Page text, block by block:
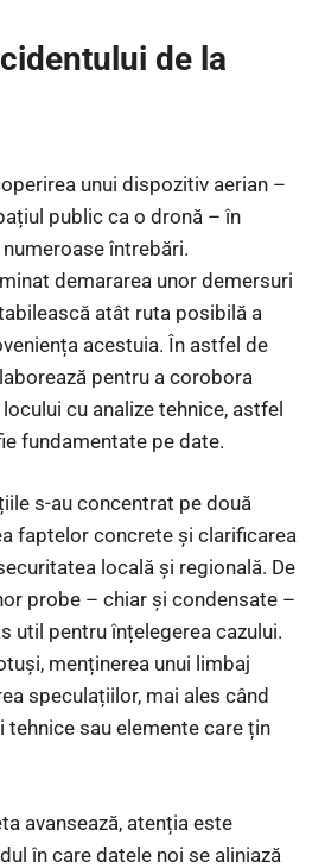
de la
unui dispozitiv aerian –
public ca o dronă – în
întrebări.
demararea unor demersuri
atât ruta posibilă a
acestuia. În astfel de
pentru a corobora
cu analize tehnice, astfel
fundamentate pe date.
s-au concentrat pe două
faptelor concrete și clarificarea
locală și regională. De
probe – chiar și condensate –
util pentru înțelegerea cazului.
menținerea unui limbaj
speculațiilor, mai ales când
sau elemente care țin
avansează, atenția este
în care datele noi se aliniază